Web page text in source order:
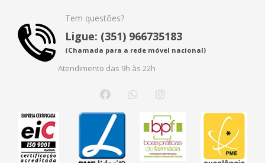
Tem questões?
Ligue: (351) 966735183
(Chamada para a rede móvel nacional)
Atendimento das 9h às 22h